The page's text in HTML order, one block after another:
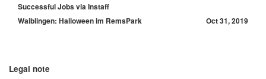
Successful Jobs via Instaff
Waiblingen: Halloween im RemsPark
Oct 31, 2019
Legal note